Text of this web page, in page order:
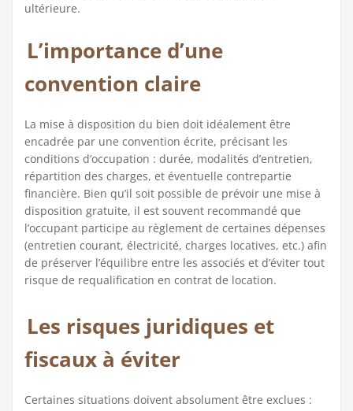
ultérieure.
L’importance d’une
convention claire
La mise à disposition du bien doit idéalement être
encadrée par une convention écrite, précisant les
conditions d’occupation : durée, modalités d’entretien,
répartition des charges, et éventuelle contrepartie
financière. Bien qu’il soit possible de prévoir une mise à
disposition gratuite, il est souvent recommandé que
l’occupant participe au règlement de certaines dépenses
(entretien courant, électricité, charges locatives, etc.) afin
de préserver l’équilibre entre les associés et d’éviter tout
risque de requalification en contrat de location.
Les risques juridiques et
fiscaux à éviter
Certaines situations doivent absolument être exclues :